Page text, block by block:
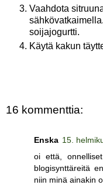
Vaahdota
soijajogurtti.
Käytä kakun
16 kommenttia:
Enska 15.
oi että,
blogisynttäreitä
niin minä ainakin